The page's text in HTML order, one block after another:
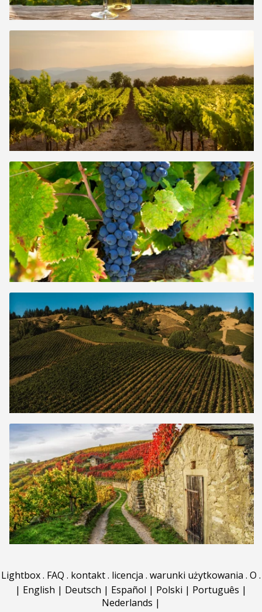
Lightbox. FAQ . kontakt. licencja . warunki użytkowania . O .
| English | Deutsch | Español | Polski | Português |
Nederlands |